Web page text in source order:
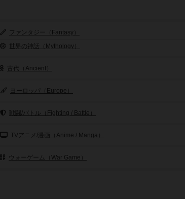
ファンタジー（Fantasy）
世界の神話（Mythology）
古代（Ancient）
ヨーロッパ（Europe）
戦闘/バトル（Fighting / Battle）
TVアニメ/漫画（Anime / Manga）
ウォーゲーム（War Game）